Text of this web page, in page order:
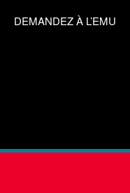
DEMANDEZ À L’EMU